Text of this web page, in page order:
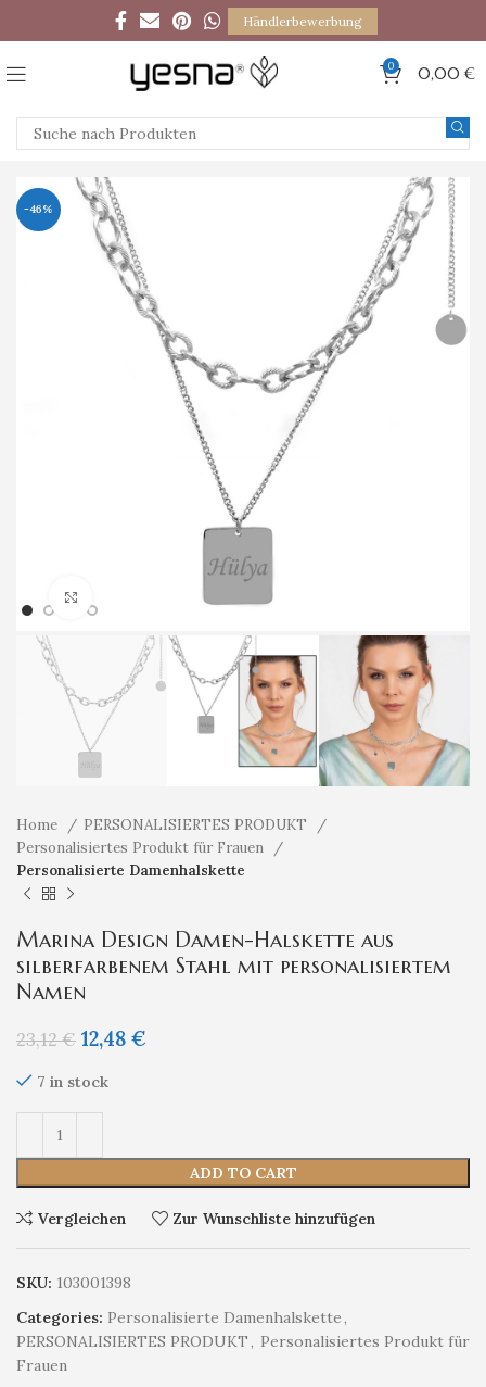
Händlerbewerbung
0 0,00 €
-46%
Klicken um zu vergrößern
Home
PERSONALISIERTES PRODUKT
Personalisiertes Produkt für Frauen
Personalisierte Damenhalskette
Marina Design Damen-Halskette aus
silberfarbenem Stahl mit personalisiertem
Namen
23,12€ 12,48 €
7 in stock
ADD TO CART
Vergleichen Zur Wunschliste hinzufügen
SKU: 103001398
Categories: Personalisierte Damenhalskette,
PERSONALISIERTES PRODUKT, Personalisiertes Produkt für
Frauen